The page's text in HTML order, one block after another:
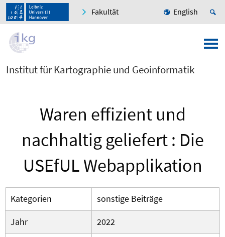
Fakultät English
Institut für Kartographie und Geoinformatik
Waren effizient und
nachhaltig geliefert : Die
USEfUL Webapplikation
Kategorien
sonstige Beiträge
Jahr
2022